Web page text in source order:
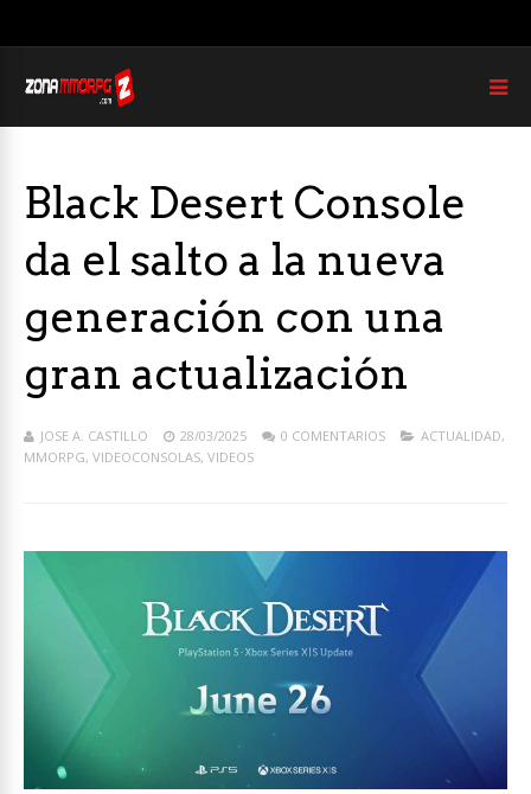
Black Desert Console
da el salto a la nueva
generación con una
gran actualización
JOSE A. CASTILLO 28/03/2025 0 COMENTARIOS ACTUALIDAD,
MMORPG, VIDEOCONSOLAS, VIDEOS